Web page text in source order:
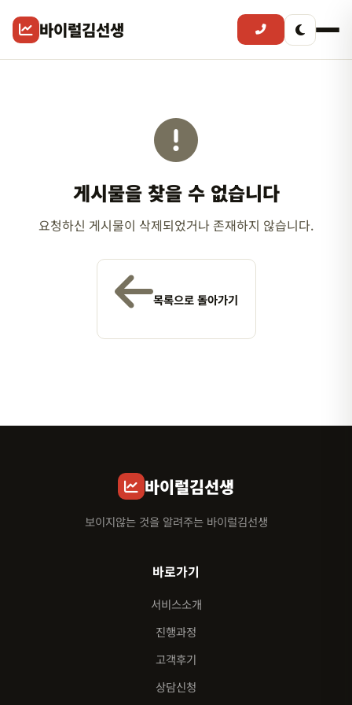
바이럴김선생
게시물을 찾을 수 없습니다
요청하신 게시물이 삭제되었거나 존재하지 않습니다.
목록으로 돌아가기
바이럴김선생
보이지않는 것을 알려주는 바이럴김선생
바로가기
서비스소개
진행과정
고객후기
상담신청